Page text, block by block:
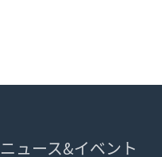
ニュース&イベント